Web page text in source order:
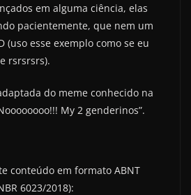
em alguma ciência, elas
pacientemente, que nem um
(uso esse exemplo como se eu
rsrsrsrs).
do meme conhecido na
My 2 genderinos”.
conteúdo em formato ABNT
6023/2018):